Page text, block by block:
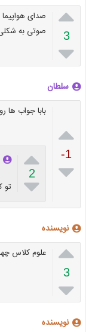

3

صدای
صوتی به
سلطان

-1

بابا جواب

2

نویسنده

3

علوم کلاس
نویسنده